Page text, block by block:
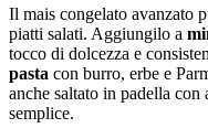
Il mais congelato avanzato
piatti salati. Aggiungilo a
tocco di dolcezza e
pasta con burro, erbe e
anche saltato in padella
semplice.